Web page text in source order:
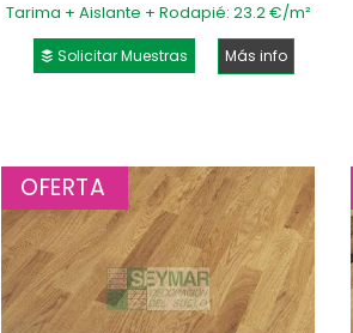
Tarima + Aislante + Rodapié: 23.2 €/m²
Solicitar Muestras Más info
OFERTA